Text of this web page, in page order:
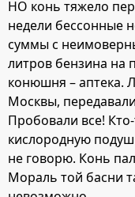
НО конь тяжело
недели бессонные
суммы с
литров бензина на
конюшня – аптека.
Москвы,
Пробовали все!
кислородную
не говорю. Конь
Мораль той басни